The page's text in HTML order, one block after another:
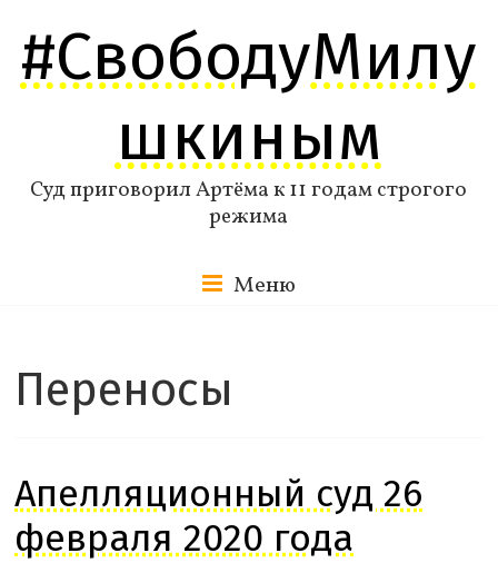
содержимому
#СвободуМилу
шкиным
Суд приговорил Артёма к 11 годам строгого
режима
Меню
Переносы
Апелляционный суд 26
февраля 2020 года